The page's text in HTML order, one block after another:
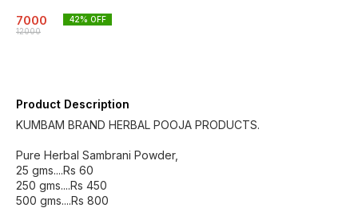
7000
12000
42% OFF
Product Description
KUMBAM BRAND HERBAL POOJA PRODUCTS.
Pure Herbal Sambrani Powder,
25 gms....Rs 60
250 gms....Rs 450
500 gms....Rs 800